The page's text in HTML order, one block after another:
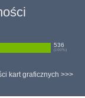
536
(100 %)
kart graficznych >>>